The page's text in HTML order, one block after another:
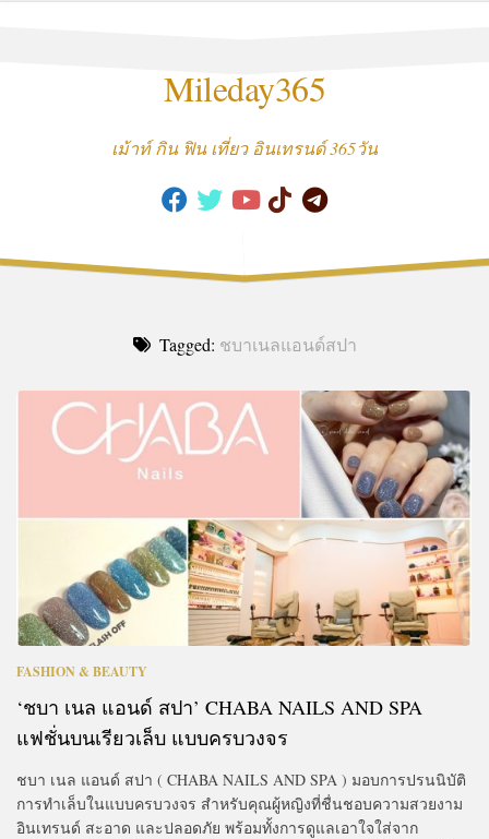
Mileday365
เม้าท์ กิน ฟิน เที่ยว อินเทรนด์ 365วัน
Tagged: ชบาเนลแอนด์สปา
FASHION & BEAUTY
‘ชบา เนล แอนด์ สปา’ CHABA NAILS AND SPA
แฟชั่นบนเรียวเล็บ แบบครบวงจร
ชบา เนล แอนด์ สปา ( CHABA NAILS AND SPA ) มอบการปรนนิบัติ
การทำเล็บในแบบครบวงจร สำหรับคุณผู้หญิงที่ชื่นชอบความสวยงาม
อินเทรนด์ สะอาด และปลอดภัย พร้อมทั้งการดูแลเอาใจใส่จาก